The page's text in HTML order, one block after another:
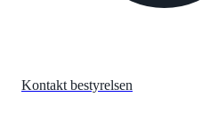
Kontakt bestyrelsen